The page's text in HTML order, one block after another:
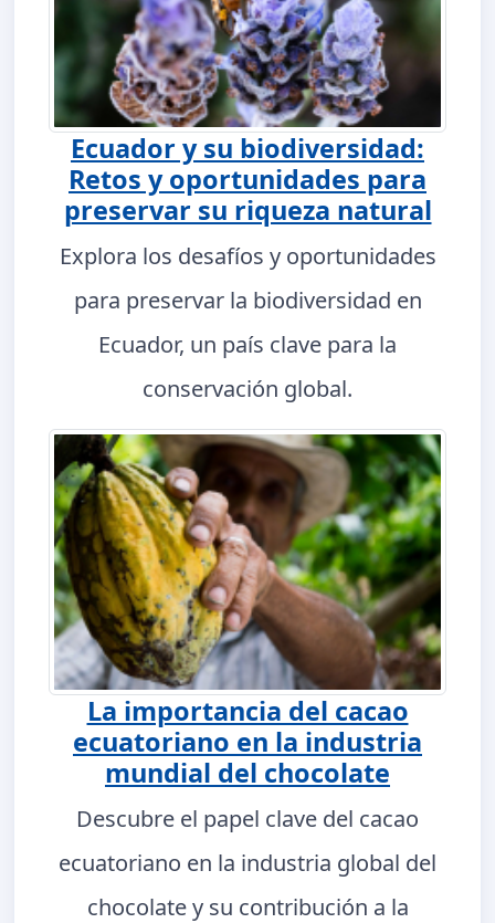
Ecuador y su biodiversidad:
Retos y oportunidades para
preservar su riqueza natural
Explora los desafíos y oportunidades
para preservar la biodiversidad en
Ecuador, un país clave para la
conservación global.
La importancia del cacao
ecuatoriano en la industria
mundial del chocolate
Descubre el papel clave del cacao
ecuatoriano en la industria global del
chocolate y su contribución a la